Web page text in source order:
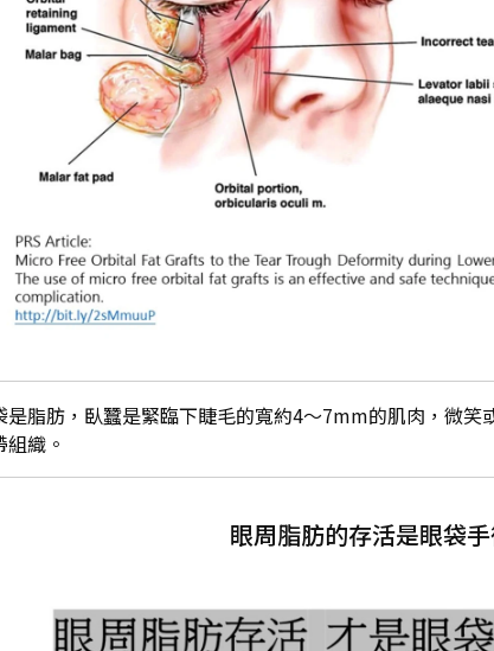
是脂肪，臥蠶是緊臨下睫毛的寬約4～7mm的肌肉，微
眼周脂肪的存活是眼袋